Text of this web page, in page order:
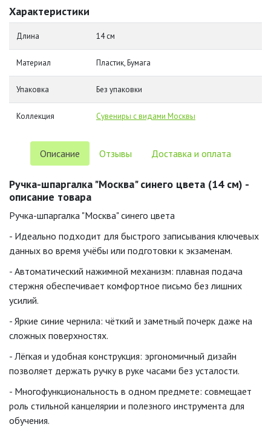
Характеристики
Длина 14 см
Материал Пластик, Бумага
Упаковка Без упаковки
Коллекция Сувениры с видами Москвы
Описание Отзывы Доставка и оплата
Ручка-шпаргалка "Москва" синего цвета (14 см) -
описание товара
Ручка-шпаргалка "Москва" синего цвета
- Идеально подходит для быстрого записывания ключевых
данных во время учёбы или подготовки к экзаменам.
- Автоматический нажимной механизм: плавная подача
стержня обеспечивает комфортное письмо без лишних
усилий.
- Яркие синие чернила: чёткий и заметный почерк даже на
сложных поверхностях.
- Лёгкая и удобная конструкция: эргономичный дизайн
позволяет держать ручку в руке часами без усталости.
- Многофункциональность в одном предмете: совмещает
роль стильной канцелярии и полезного инструмента для
обучения.